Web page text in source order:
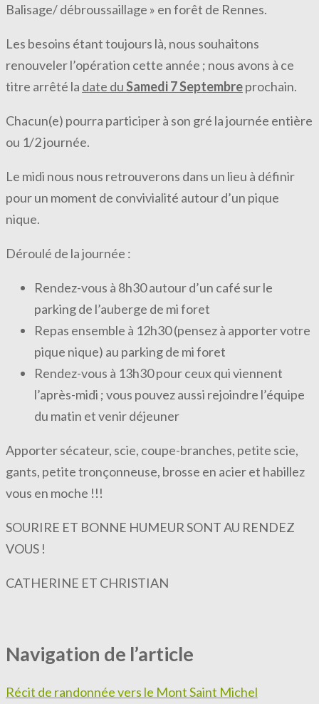
Balisage/ débroussaillage » en forêt de Rennes.
Les besoins étant toujours là, nous souhaitons
renouveler l’opération cette année ; nous avons à ce
titre arrêté la date duSamedi 7 Septembreprochain.
Chacun(e) pourra participer à son gré la journée entière
ou 1/2 journée.
Le midi nous nous retrouverons dans un lieu à définir
pour un moment de convivialité autour d’un pique
nique.
Déroulé de la journée :
Rendez-vous à 8h30 autour d’un café sur le
parking de l’auberge de mi foret
Repas ensemble à 12h30 (pensez à apporter votre
pique nique) au parking de mi foret
Rendez-vous à 13h30 pour ceux qui viennent
l’après-midi ; vous pouvez aussi rejoindre l’équipe
du matin et venir déjeuner
Apporter sécateur, scie, coupe-branches, petite scie,
gants, petite tronçonneuse, brosse en acier et habillez
vous en moche !!!
SOURIRE ET BONNE HUMEUR SONT AU RENDEZ
VOUS !
CATHERINE ET CHRISTIAN
Navigation de l’article
Récit de randonnée vers le Mont Saint Michel